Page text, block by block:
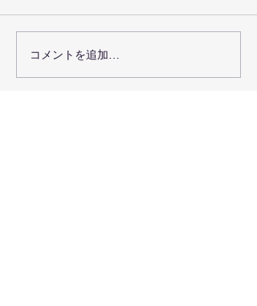
ドイツ訪問報告
コメントを追加…